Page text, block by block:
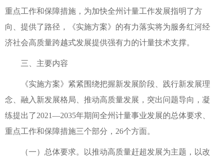
重点工作和保障措施，为加快全州计量工作发展指明了方
向、提供了路径，《实施方案》的有力落实将为服务红河经
济社会高质量跨越式发展提供强有力的计量技术支撑。
三、主要内容
《实施方案》紧紧围绕把握新发展阶段、践行新发展理
念、融入新发展格局、推动高质量发展，突出问题导向，凝
练提出了2021—2035年期间全州计量事业发展的总体要求、
重点工作和保障措施三个部分，26个方面。
（一）总体要求。以推动高质量赶超发展为主题，以改